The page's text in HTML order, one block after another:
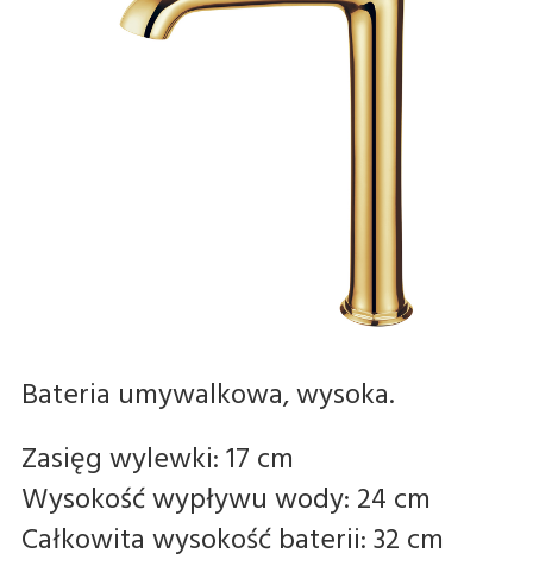
Bateria umywalkowa, wysoka.
Zasięg wylewki: 17 cm
Wysokość wypływu wody: 24 cm
Całkowita wysokość baterii: 32 cm